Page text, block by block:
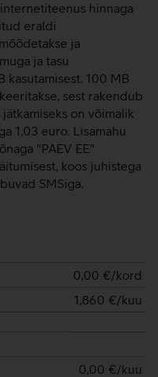
hinnaga
eraldi
ja
ja tasu
kasutamisest. 100 MB
sest rakendub
on võimalik
1,03 euro. Lisamahu
"PAEV EE"
koos juhistega
SMSiga.
0,00 €/kord
1,860 €/kuu
0,00 €/kuu